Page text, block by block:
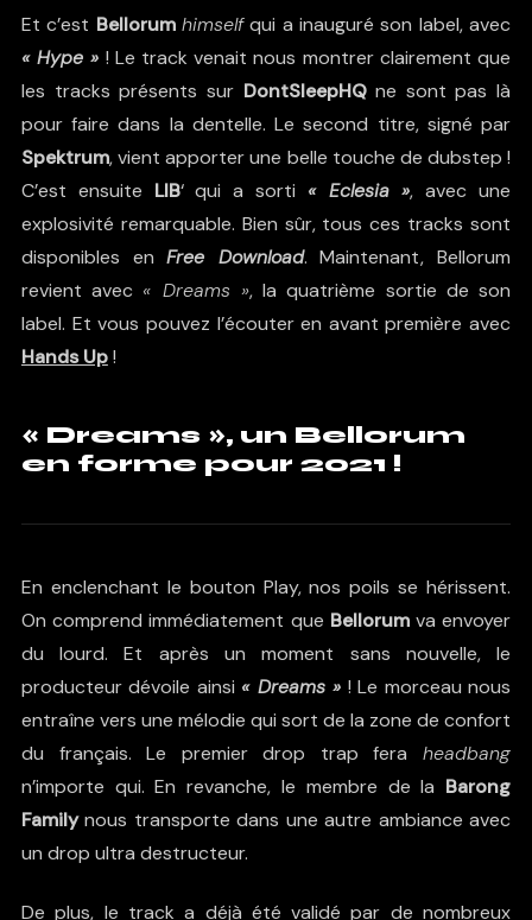
Et c’est Bellorum himselfqui a inauguré son label, avec
« Hype » ! Le track venait nous montrer clairement que
les tracks présents sur DontSleepHQne sont pas là
pour faire dans la dentelle. Le second titre, signé par
Spektrum, vient apporter une belle touche de dubstep !
C’est ensuite LIB‘ qui a sorti « Eclesia », avec une
explosivité remarquable. Bien sûr, tous ces tracks sont
disponibles enFree Download. Maintenant, Bellorum
revient avec « Dreams », la quatrième sortie de son
label. Et vous pouvez l’écouter en avant première avec
Hands Up!
« Dreams », un Bellorum
en forme pour 2021 !
En enclenchant le bouton Play, nos poils se hérissent.
On comprend immédiatement que Bellorumva envoyer
du lourd. Et après un moment sans nouvelle, le
producteur dévoile ainsi « Dreams » ! Le morceau nous
entraîne vers une mélodie qui sort de la zone de confort
du français. Le premier drop trap feraheadbang
n’importe qui. En revanche, le membre de la Barong
Familynous transporte dans une autre ambiance avec
un drop ultra destructeur.
De plus, le track a déjà été validé par de nombreux